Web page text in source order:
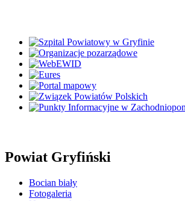
Powiat Gryfiński
Bocian biały
Fotogaleria